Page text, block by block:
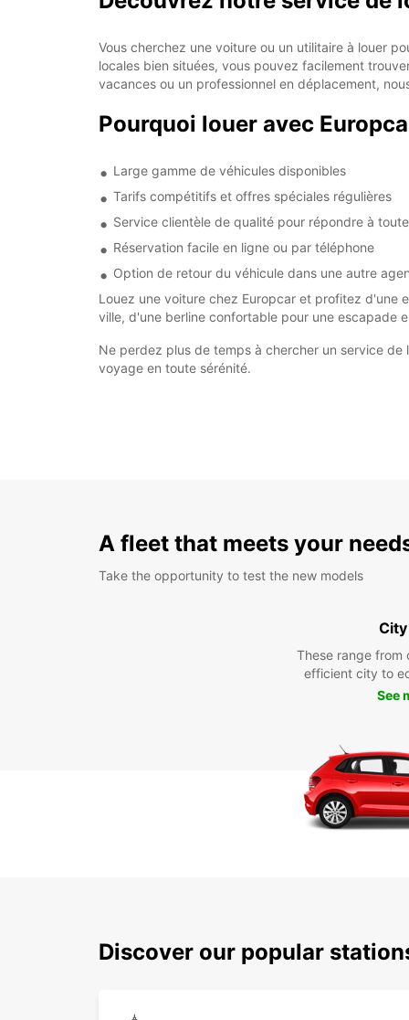
Vous cherchez une voiture ou un utilitaire à louer
locales bien situées, vous pouvez facilement
vacances ou un professionnel en déplacement,
Pourquoi louer avec
Large gamme de véhicules disponibles
Tarifs compétitifs et offres spéciales régulières
Service clientèle de qualité pour répondre à
Réservation facile en ligne ou par téléphone
Option de retour du véhicule dans une autre
Louez une voiture chez Europcar et profitez d'une
ville, d'une berline confortable pour une escapade
Ne perdez plus de temps à chercher un service
voyage en toute sérénité.
A fleet that meets your
Take the opportunity to test the new models
These range
efficient city to
See
Discover our popular